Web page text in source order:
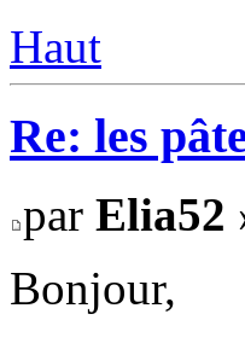
Haut
Re: les
par Elia52
Bonjour,